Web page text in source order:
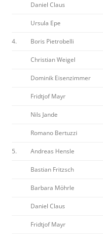
Daniel Claus
Ursula Epe
4. Boris Pietrobelli
Christian Weigel
Dominik Eisenzimmer
Fridtjof Mayr
Nils Jande
Romano Bertuzzi
5. Andreas Hensle
Bastian Fritzsch
Barbara Möhrle
Daniel Claus
Fridtjof Mayr